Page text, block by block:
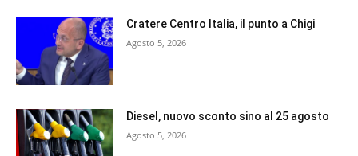
Cratere Centro Italia, il punto a Chigi
Agosto 5, 2026
Diesel, nuovo sconto sino al 25 agosto
Agosto 5, 2026